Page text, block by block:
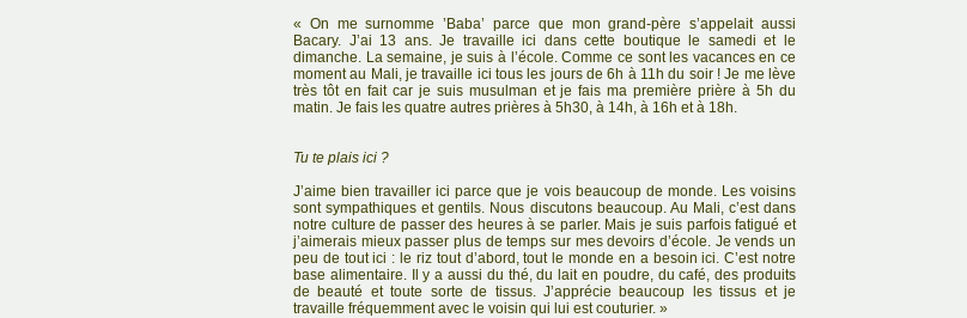
« On me surnomme ’Baba’ parce que mon grand-père s’appelait aussi
Bacary. J’ai 13 ans. Je travaille ici dans cette boutique le samedi et le
dimanche. La semaine, je suis à l’école. Comme ce sont les vacances en ce
moment au Mali, je travaille ici tous les jours de 6h à 11h du soir ! Je me lève
très tôt en fait car je suis musulman et je fais ma première prière à 5h du
matin. Je fais les quatre autres prières à 5h30, à 14h, à 16h et à 18h.
Tu te plais ici ?
J’aime bien travailler ici parce que je vois beaucoup de monde. Les voisins
sont sympathiques et gentils. Nous discutons beaucoup. Au Mali, c’est dans
notre culture de passer des heures à se parler. Mais je suis parfois fatigué et
j’aimerais mieux passer plus de temps sur mes devoirs d’école. Je vends un
peu de tout ici : le riz tout d’abord, tout le monde en a besoin ici. C’est notre
base alimentaire. Il y a aussi du thé, du lait en poudre, du café, des produits
de beauté et toute sorte de tissus. J’apprécie beaucoup les tissus et je
travaille fréquemment avec le voisin qui lui est couturier. »